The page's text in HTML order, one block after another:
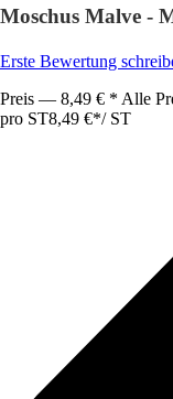
Moschus Malve -
Erste Bewertung
Preis — 8,49 € * Alle
pro ST8,49 €*/ ST